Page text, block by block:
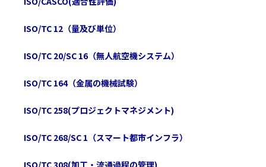
アーカイブ
開発の経緯
規格情報
開発の経緯
セキュリティマネジメント
規格情報
労働安全衛生マネジメント
ISO 45001 概要
日本版OHSMS普及推進会議の活動について
ISO/TC 309（組織のガバナンス）
MSS整合化動向
ISO/TC 12（量及び単位）
ISO/TC 20/SC 16（無人航空機システム）
ISO/TC 164（金属の機械試験）
ISO/TC 258(プロジェクトマネジメント)
ISO/TC 268/SC 1（スマート都市インフラ）
ISO/TC 308(加工・流通過程の管理)